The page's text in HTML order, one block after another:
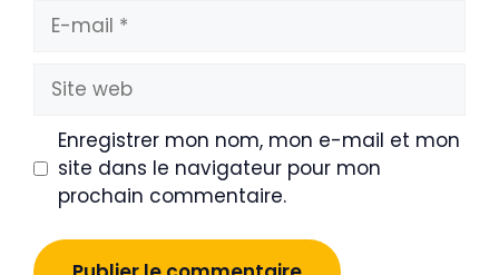
mail
Site
web
Enregistrer mon nom, mon e-mail et mon
site dans le navigateur pour mon
prochain commentaire.